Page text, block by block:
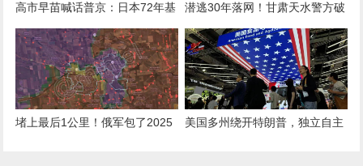
高市早苗喊话普京：日本72年基
业，绝不能毁中方手上，想去克
宫面谈！
潜逃30年落网！甘肃天水警方破
获一起命案积案
堵上最后1公里！俄军包了2025
美国多州绕开特朗普，独立自主